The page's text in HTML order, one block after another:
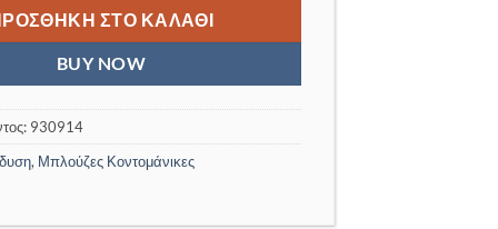
18,00 €.
ΣΤΟ ΚΑΛΆΘΙ
BUY NOW
930914
, Μπλούζες Κοντομάνικες